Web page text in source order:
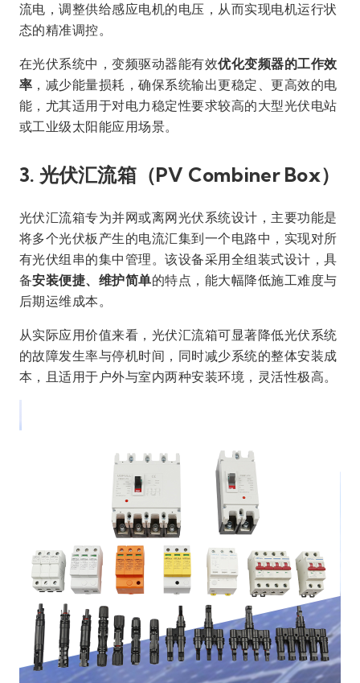
流电，调整供给感应电机的电压，从而实现电机运行状
态的精准调控。
在光伏系统中，变频驱动器能有效优化变频器的工作效
率 ，减少能量损耗，确保系统输出更稳定、更高效的电
能，尤其适用于对电力稳定性要求较高的大型光伏电站
或工业级太阳能应用场景。
3. 光伏汇流箱（PV Combiner Box）
光伏汇流箱专为并网或离网光伏系统设计，主要功能是
将多个光伏板产生的电流汇集到一个电路中，实现对所
有光伏组串的集中管理。该设备采用全组装式设计，具
备安装便捷、维护简单的特点，能大幅降低施工难度与
后期运维成本。
从实际应用价值来看，光伏汇流箱可显著降低光伏系统
的故障发生率与停机时间，同时减少系统的整体安装成
本，且适用于户外与室内两种安装环境，灵活性极高。